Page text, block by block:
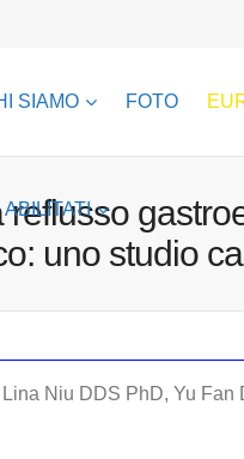
SIAMO FOTO
uno studio
Niu DDS PhD, Yu